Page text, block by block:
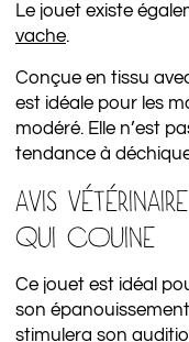
Le jouet existe
vache.
Conçue en tissu
est idéale pour les
modéré. Elle n’est
tendance à
AVIS
QUI COUINE
Ce jouet est idéal
son épanouissement
stimulera son